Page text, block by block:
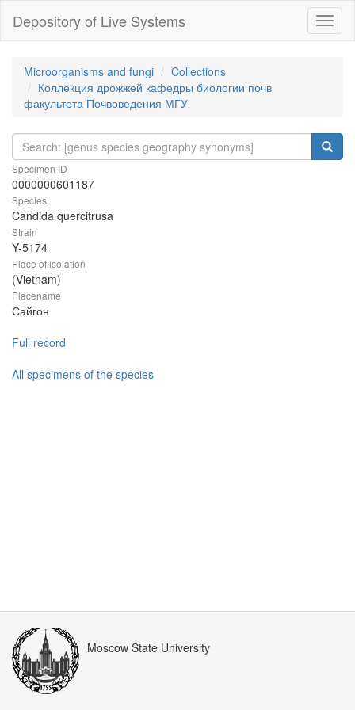
Depository of Live Systems
Microorganisms and fungi
Collections
Коллекция дрожжей кафедры биологии почв
факультета Почвоведения МГУ
Specimen ID
0000000601187
Species
Candida quercitrusa
Strain
Y-5174
Place of isolation
(Vietnam)
Placename
Сайгон
Full record
All specimens of the species
Moscow State University